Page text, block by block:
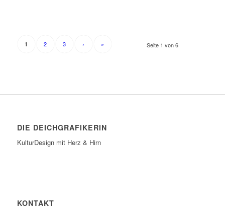
Seite 1 von 6
1 2 3 › »
DIE DEICHGRAFIKERIN
KulturDesign mit Herz & Hirn
KONTAKT